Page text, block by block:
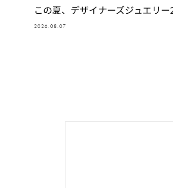
この夏、デザイナーズジュエリ
2026.08.07